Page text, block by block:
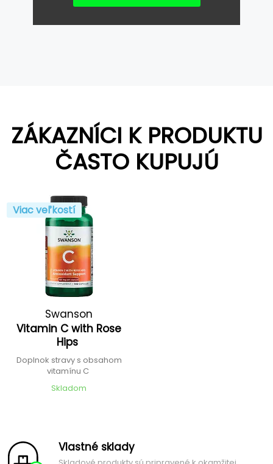
ZÁKAZNÍCI K PRODUKTU
ČASTO KUPUJÚ
Viac veľkostí
Swanson
Vitamin C with Rose
Hips
Doplnok stravy s obsahom
vitamínu C
Skladom
Vlastné sklady